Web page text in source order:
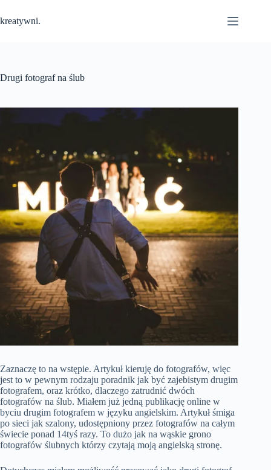
do
treści
kreatywni.
Drugi fotograf na ślub
Zaznaczę to na wstępie. Artykuł kieruję do fotografów, więc
jest to w pewnym rodzaju poradnik jak być zajebistym drugim
fotografem, oraz krótko, dlaczego zatrudnić dwóch
fotografów na ślub. Miałem już jedną publikację online w
byciu drugim fotografem w języku angielskim. Artykuł śmiga
po sieci jak szalony, udostępniony przez fotografów na całym
świecie ponad 14tyś razy. To dużo jak na wąskie grono
fotografów ślubnych którzy czytają moją angielską stronę.